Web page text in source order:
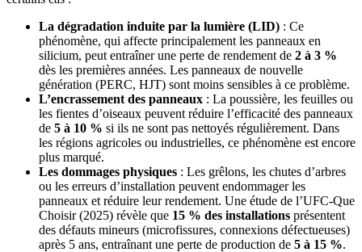
La dégradation induite par la lumière (LID) : Ce
phénomène, qui affecte principalement les panneaux en
silicium, peut entraîner une perte de rendement de 2 à 3 %
dès les premières années. Les panneaux de nouvelle
génération (PERC, HJT) sont moins sensibles à ce problème.
L’encrassement des panneaux : La poussière, les feuilles ou
les fientes d’oiseaux peuvent réduire l’efficacité des panneaux
de 5 à 10 % si ils ne sont pas nettoyés régulièrement. Dans
les régions agricoles ou industrielles, ce phénomène est encore
plus marqué.
Les dommages physiques : Les grêlons, les chutes d’arbres
ou les erreurs d’installation peuvent endommager les
panneaux et réduire leur rendement. Une étude de l’UFC-Que
Choisir (2025) révèle que 15 % des installations présentent
des défauts mineurs (microfissures, connexions défectueuses)
après 5 ans, entraînant une perte de production de 5 à 15 %.